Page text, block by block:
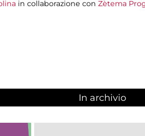
in collaborazione con Zètema
In archivio